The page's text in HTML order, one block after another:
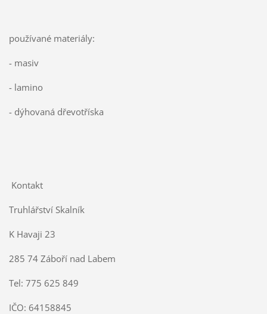
používané materiály:
- masiv
- lamino
- dýhovaná dřevotříska
Kontakt
Truhlářství Skalník
K Havaji 23
285 74 Záboří nad Labem
Tel: 775 625 849
IČO: 64158845